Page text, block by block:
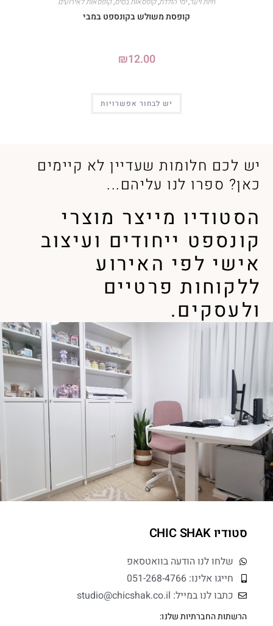
קופסת משולש בקונספט במבי
₪12.00
יש לבחור אפשרויות
יש לכם חלומות שעדיין לא קיימים
כאן? ספרו לנו עליהם...
הסטודיו מייצר מוצרי
קונספט ייחודים ועיצוב
אישי לפי האירוע
ללקוחות פרטיים
ולעסקים.
סטודיו CHIC SHAK
שלחו לנו הודעה בוואטסאפ
חייגו אלינו: 051-268-4766
כתבו לנו במייל: studio@chicshak.co.il
הרשתות החברתיות שלנו: